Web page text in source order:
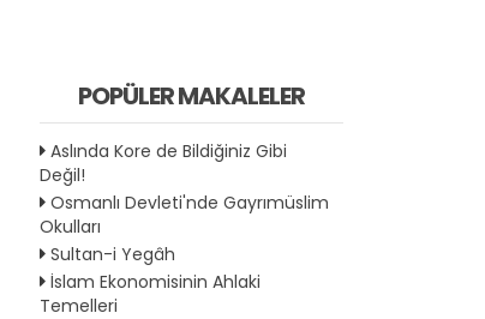
POPÜLER MAKALELER
Aslında Kore de Bildiğiniz Gibi
Değil!
Osmanlı Devleti'nde Gayrımüslim
Okulları
Sultan-i Yegâh
İslam Ekonomisinin Ahlaki
Temelleri